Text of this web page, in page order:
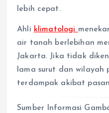
lebih cepat.
Ahli klimatologi
air tanah berlebihan
Jakarta. Jika tidak
lama surut dan wilayah
terdampak akibat
Sumber Informasi